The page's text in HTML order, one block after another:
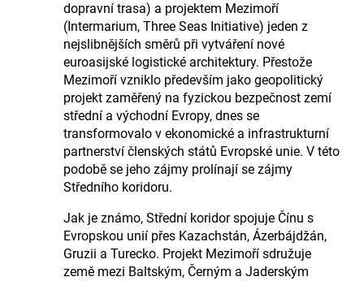
dopravní trasa) a projektem Mezimoří
(Intermarium, Three Seas Initiative) jeden z
nejslibnějších směrů při vytváření nové
euroasijské logistické architektury. Přestože
Mezimoří vzniklo především jako geopolitický
projekt zaměřený na fyzickou bezpečnost zemí
střední a východní Evropy, dnes se
transformovalo v ekonomické a infrastrukturní
partnerství členských států Evropské unie. V této
podobě se jeho zájmy prolínají se zájmy
Středního koridoru.
Jak je známo, Střední koridor spojuje Čínu s
Evropskou unií přes Kazachstán, Ázerbájdžán,
Gruzii a Turecko. Projekt Mezimoří sdružuje
země mezi Baltským, Černým a Jaderským